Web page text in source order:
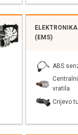
(EMS)
ABS
vratila
Crijevo